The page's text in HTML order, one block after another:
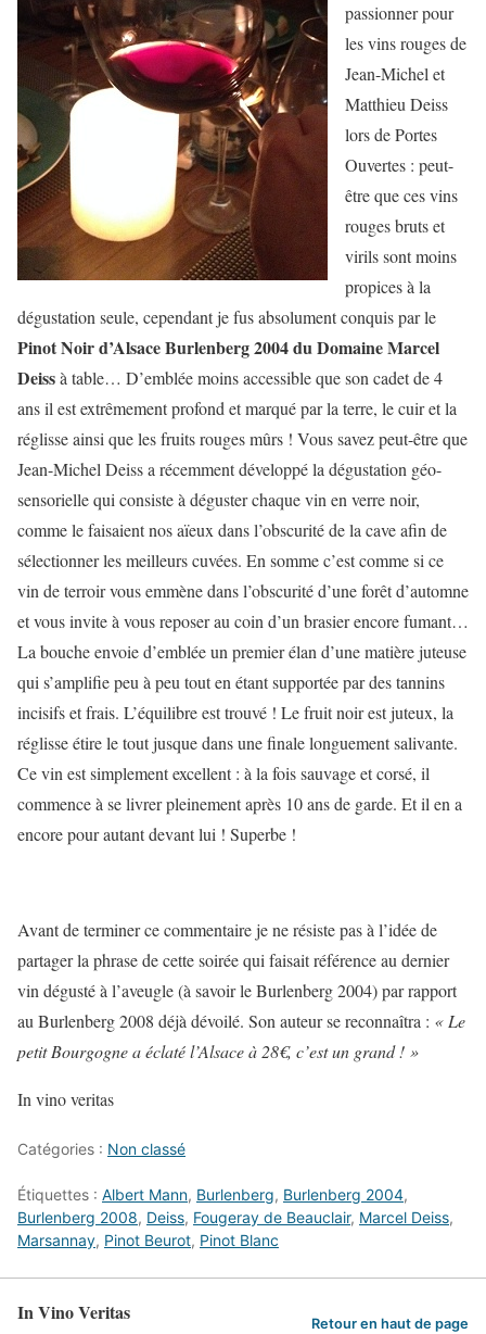
passionner pour
les vins rouges de
Jean-Michel et
Matthieu Deiss
lors de Portes
Ouvertes : peut-
être que ces vins
rouges bruts et
virils sont moins
propices à la
dégustation seule, cependant je fus absolument conquis par le
Pinot Noir d’Alsace Burlenberg 2004 duDomaine Marcel
Deissà table… D’emblée moins accessible que son cadet de 4
ans il est extrêmement profond et marqué par la terre, le cuir et la
réglisse ainsi que les fruits rouges mûrs ! Vous savez peut-être que
Jean-Michel Deiss a récemment développé la dégustation géo-
sensorielle qui consiste à déguster chaque vin en verre noir,
comme le faisaient nos aïeux dans l’obscurité de la cave afin de
sélectionner les meilleurs cuvées. En somme c’est comme si ce
vin de terroir vous emmène dans l’obscurité d’une forêt d’automne
et vous invite à vous reposer au coin d’un brasier encore fumant…
La bouche envoie d’emblée un premier élan d’une matière juteuse
qui s’amplifie peu à peu tout en étant supportée par des tannins
incisifs et frais. L’équilibre est trouvé ! Le fruit noir est juteux, la
réglisse étire le tout jusque dans une finale longuement salivante.
Ce vin est simplement excellent : à la fois sauvage et corsé, il
commence à se livrer pleinement après 10 ans de garde. Et il en a
encore pour autant devant lui ! Superbe !
Avant de terminer ce commentaire je ne résiste pas à l’idée de
partager la phrase de cette soirée qui faisait référence au dernier
vin dégusté à l’aveugle (à savoir le Burlenberg 2004) par rapport
au Burlenberg 2008 déjà dévoilé. Son auteur se reconnaîtra : « Le
petit Bourgogne a éclaté l’Alsace à 28€, c’est un grand ! »
In vino veritas
Catégories : Non classé
Étiquettes : Albert Mann, Burlenberg, Burlenberg 2004,
Burlenberg 2008, Deiss, Fougeray de Beauclair, Marcel Deiss,
Marsannay, Pinot Beurot, Pinot Blanc
In Vino Veritas Retour en haut de page